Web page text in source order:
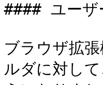
#### ユーザ
ブラウザ拡
ルダに対し